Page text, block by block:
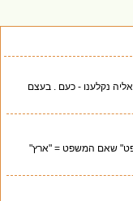
נקלענו - כעם . בעצם
שאם המשפט = "ארץ"